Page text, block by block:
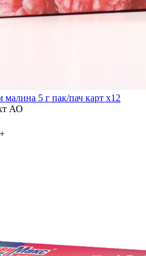
5 г пак/пач карт x12
АО
+